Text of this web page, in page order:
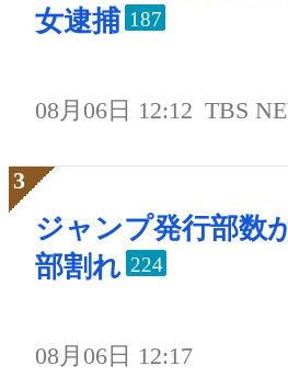
女逮捕 187
08月06日 12:12 TBS
ジャンプ発行部数
部割れ 224
08月06日 12:17